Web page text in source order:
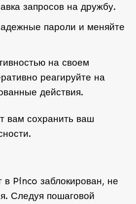
запросов на дружбу.
пароли и меняйте
на своем
реагируйте на
действия.
вам сохранить ваш
в Pinco заблокирован, не
Следуя пошаговой